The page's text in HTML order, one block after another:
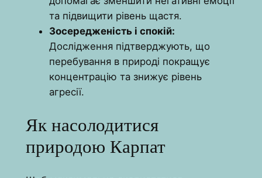
та підвищити рівень щастя.
Зосередженість і спокій:
Дослідження підтверджують, що
перебування в природі покращує
концентрацію та знижує рівень
агресії.
Як насолодитися
природою Карпат